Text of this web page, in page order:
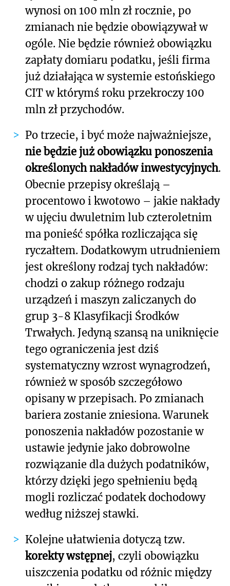
wynosi on 100 mln zł rocznie, po
zmianach nie będzie obowiązywał w
ogóle. Nie będzie również obowiązku
zapłaty domiaru podatku, jeśli firma
już działająca w systemie estońskiego
CIT w którymś roku przekroczy 100
mln zł przychodów.
Po trzecie, i być może najważniejsze,
nie będzie już obowiązku ponoszenia
określonych nakładów inwestycyjnych.
Obecnie przepisy określają –
procentowo i kwotowo – jakie nakłady
w ujęciu dwuletnim lub czteroletnim
ma ponieść spółka rozliczająca się
ryczałtem. Dodatkowym utrudnieniem
jest określony rodzaj tych nakładów:
chodzi o zakup różnego rodzaju
urządzeń i maszyn zaliczanych do
grup 3-8 Klasyfikacji Środków
Trwałych. Jedyną szansą na uniknięcie
tego ograniczenia jest dziś
systematyczny wzrost wynagrodzeń,
również w sposób szczegółowo
opisany w przepisach. Po zmianach
bariera zostanie zniesiona. Warunek
ponoszenia nakładów pozostanie w
ustawie jedynie jako dobrowolne
rozwiązanie dla dużych podatników,
którzy dzięki jego spełnieniu będą
mogli rozliczać podatek dochodowy
według niższej stawki.
Kolejne ułatwienia dotyczą tzw.
korekty wstępnej, czyli obowiązku
uiszczenia podatku od różnic między